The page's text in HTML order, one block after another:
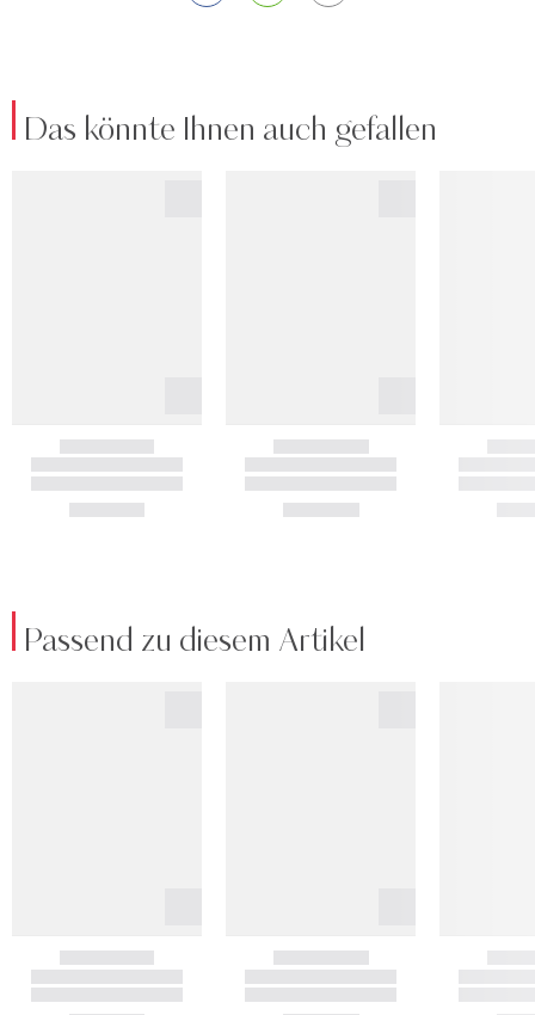
Das könnte Ihnen auch gefallen
Passend zu diesem Artikel